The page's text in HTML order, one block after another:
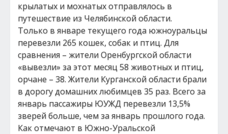
крылатых и мохнатых отправлялось в
путешествие из Челябинской области.
Только в январе текущего года южноуральцы
перевезли 265 кошек, собак и птиц. Для
сравнения – жители Оренбургской области
«вывезли» за этот месяц 58 животных и птиц,
орчане – 38. Жители Курганской области брали
в дорогу домашних любимцев 35 раз. Всего за
январь пассажиры ЮУЖД перевезли 13,5%
зверей больше, чем за январь прошлого года.
Как отмечают в Южно-Уральской